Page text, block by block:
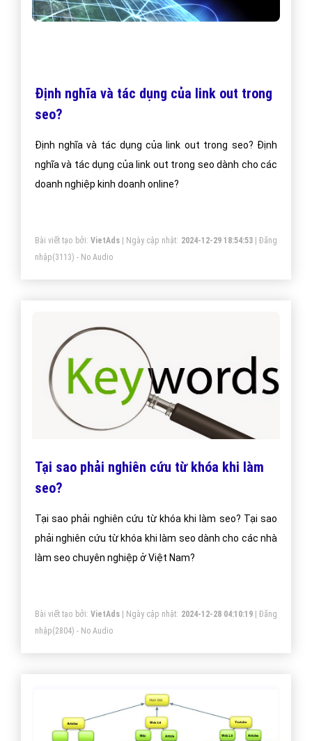
là gì trong seo dành cho các doanh nghiệp kinh doanh
Bài viết tạo bởi: VietAds| Ngày cập nhật:2024-12-31 02:58:24| Đăng
nhập
(3402) - No Audio
Định nghĩa và tác dụng của link out trong
seo?
nghĩa và tác dụng của link out trong seo dành cho các
Bài viết tạo bởi:VietAds | Ngày cập nhật:2024-12-29 18:54:53| Đăng
nhập
(3113) - No Audio